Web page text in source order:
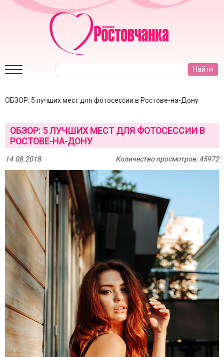
ОБЗОР: 5 лучших мест для фотосессии в Ростове-на-Дону
ОБЗОР: 5 ЛУЧШИХ МЕСТ ДЛЯ ФОТОСЕССИИ В
РОСТОВЕ-НА-ДОНУ
14.08.2018 Количество просмотров: 45972